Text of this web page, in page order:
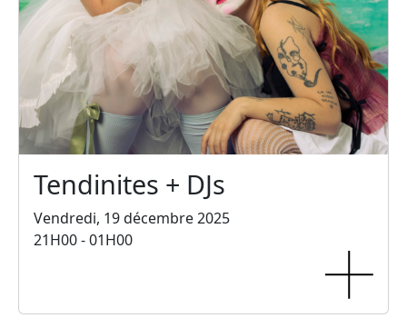
Tendinites + DJs
Vendredi, 19 décembre 2025
21H00 - 01H00